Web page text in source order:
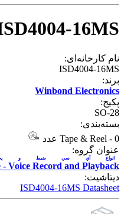
16MS
نام کارخانه‌ای:
ISD4004-16MS
برند:
Winbond Electronics
پکیج:
SO-28
بسته‌بندی:
Tape & Reel - 0 عدد
عنوان گروه:
- Voice Record and Playback
انواع آي سي ضبط و
دیتاشیت:
ISD4004-16MS Datasheet